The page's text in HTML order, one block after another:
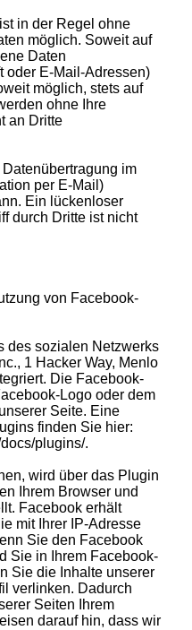
in der Regel ohne
möglich. Soweit auf
Daten
oder E-Mail-Adressen)
möglich, stets auf
ohne Ihre
an Dritte
im
per E-Mail)
Ein lückenloser
durch Dritte ist nicht
von Facebook-
des sozialen Netzwerks
1 Hacker Way, Menlo
Die Facebook-
Logo oder dem
Seite. Eine
finden Sie hier:
plugins/.
wird über das Plugin
Ihrem Browser und
Facebook erhält
mit Ihrer IP-Adresse
Sie den Facebook
Sie in Ihrem Facebook-
Sie die Inhalte unserer
verlinken. Dadurch
Seiten Ihrem
darauf hin, dass wir